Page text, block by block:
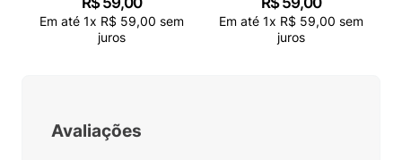
Em até 1x R$ 59,00 sem
juros
Em até 1x R$ 59,00 sem
juros
Avaliações